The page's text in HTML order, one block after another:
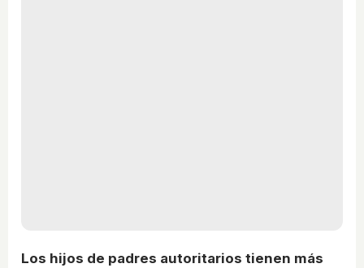
Los hijos de padres autoritarios tienen más